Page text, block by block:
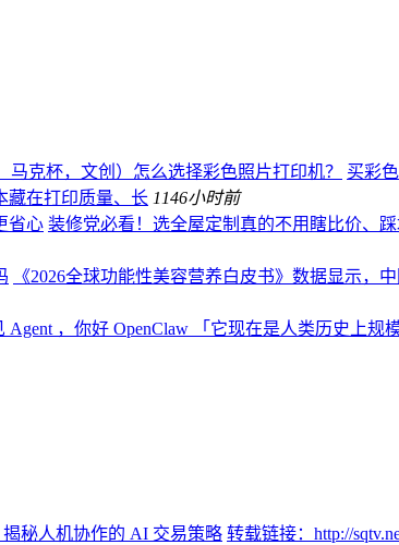
克杯，文创）怎么选择彩色照片打印机？
买彩
在打印质量、长 1146小时前
省心 装修党必看！选全屋定制真的不用瞎比价、
《2026全球功能性美容营养白皮书》数据显示，
Agent ，你好 OpenClaw 「它现在是人类历史上
秘人机协作的 AI 交易策略 转载链接：http://